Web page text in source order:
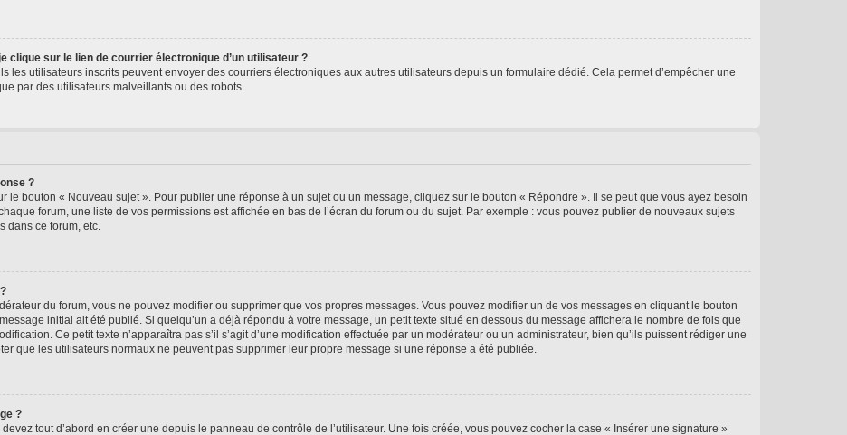
clique sur le lien de courrier électronique d’un utilisateur ?
les utilisateurs inscrits peuvent envoyer des courriers électroniques aux autres utilisateurs depuis un formulaire dédié. Cela permet d’empêcher une
par des utilisateurs malveillants ou des robots.
?
le bouton « Nouveau sujet ». Pour publier une réponse à un sujet ou un message, cliquez sur le bouton « Répondre ». Il se peut que vous ayez besoin
forum, une liste de vos permissions est affichée en bas de l’écran du forum ou du sujet. Par exemple : vous pouvez publier de nouveaux sujets
dans ce forum, etc.
du forum, vous ne pouvez modifier ou supprimer que vos propres messages. Vous pouvez modifier un de vos messages en cliquant le bouton
initial ait été publié. Si quelqu’un a déjà répondu à votre message, un petit texte situé en dessous du message affichera le nombre de fois que
Ce petit texte n’apparaîtra pas s’il s’agit d’une modification effectuée par un modérateur ou un administrateur, bien qu’ils puissent rédiger une
que les utilisateurs normaux ne peuvent pas supprimer leur propre message si une réponse a été publiée.
?
tout d’abord en créer une depuis le panneau de contrôle de l’utilisateur. Une fois créée, vous pouvez cocher la case « Insérer une signature »